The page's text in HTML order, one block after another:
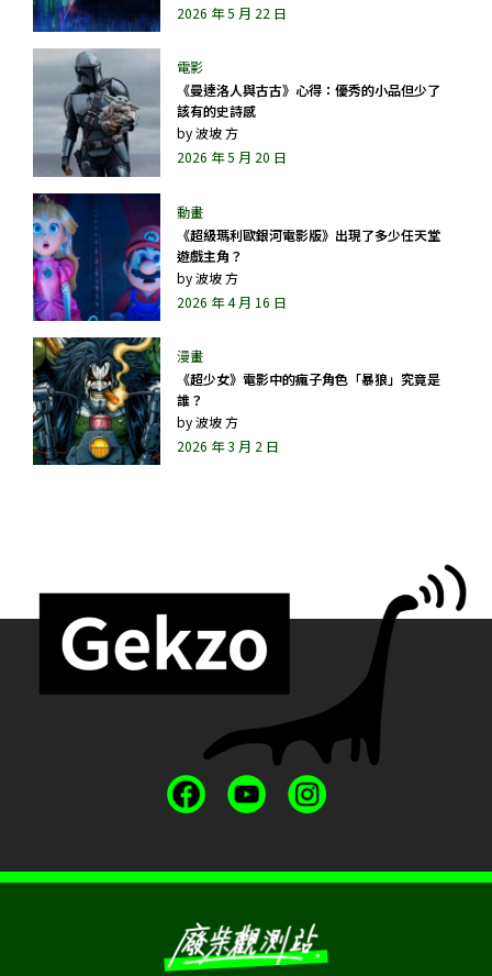
2026 年 5 月 22 日
《曼達洛人與古古》心得：優秀的小品但少了
該有的史詩感
by波坡 方
2026 年 5 月 20 日
《超級瑪利歐銀河電影版》出現了多少任天堂
遊戲主角？
by波坡 方
2026 年 4 月 16 日
《超少女》電影中的瘋子角色「暴狼」究竟是
誰？
by波坡 方
2026 年 3 月 2 日